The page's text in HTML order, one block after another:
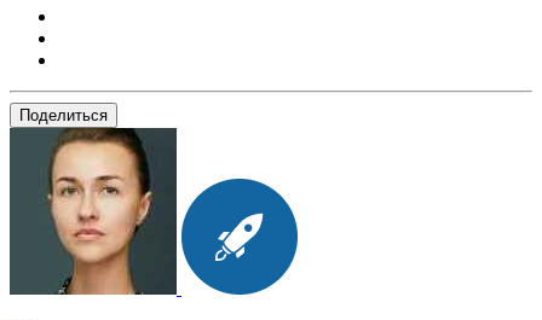
Поделиться